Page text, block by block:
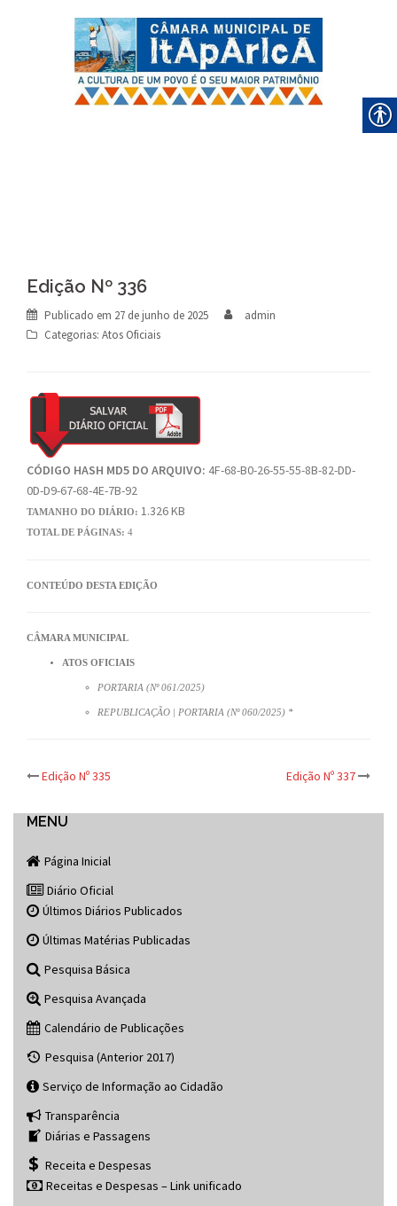
Edição Nº 336
Publicado em 27 de junho de 2025
admin
Categorias: Atos Oficiais
CÓDIGO HASH MD5 DO ARQUIVO: 4F-68-B0-26-55-55-8B-82-DD-
0D-D9-67-68-4E-7B-92
TAMANHO DO DIÁRIO: 1.326 KB
TOTAL DE PÁGINAS: 4
CONTEÚDO DESTA EDIÇÃO
CÂMARA MUNICIPAL
ATOS OFICIAIS
PORTARIA (Nº 061/2025)
REPUBLICAÇÃO | PORTARIA (Nº 060/2025) *
Post
navigation
Edição Nº 335 Edição Nº 337
MENU
Página Inicial
Diário Oficial
Últimos Diários Publicados
Últimas Matérias Publicadas
Pesquisa Básica
Pesquisa Avançada
Calendário de Publicações
Pesquisa (Anterior 2017)
Serviço de Informação ao Cidadão
Transparência
Diárias e Passagens
Receita e Despesas
Receitas e Despesas – Link unificado